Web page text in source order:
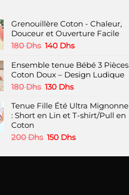
options
peuvent
sur
la
produit
Grenouillère Coton - Chaleur,
Douceur et Ouverture Facile
180Dhs Le
initial
était :
180 Dhs.
140 DhsLe
actuel
est :
Ensemble tenue Bébé 3 Pièces
Coton Doux – Design Ludique
180Dhs Le
initial
était :
130 DhsLe
actuel
est :
Tenue Fille Été Ultra Mignonne
: Short en Lin et T-shirt/Pull en
Coton
200Dhs Le
initial
150 DhsLe
actuel